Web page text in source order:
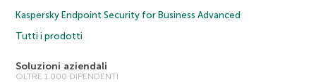
Kaspersky Endpoint Security for Business Advanced
Tutti i prodotti
Soluzioni aziendali
OLTRE 1.000 DIPENDENTI